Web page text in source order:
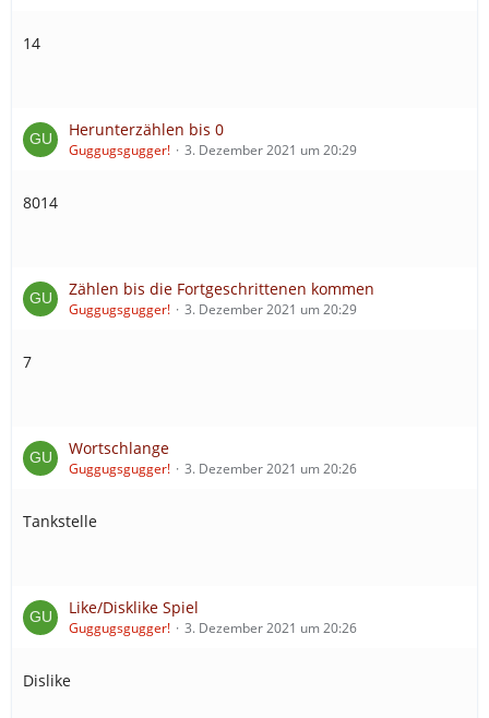
14
Herunterzählen bis 0
Guggugsgugger! 3. Dezember 2021 um 20:29
8014
Zählen bis die Fortgeschrittenen kommen
Guggugsgugger! 3. Dezember 2021 um 20:29
7
Wortschlange
Guggugsgugger! 3. Dezember 2021 um 20:26
Tankstelle
Like/Disklike Spiel
Guggugsgugger! 3. Dezember 2021 um 20:26
Dislike